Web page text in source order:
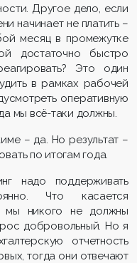
Другое дело, если
начинает не платить –
месяц в промежутке
достаточно быстро
Это один
в рамках рабочей
оперативную
мы всё-таки должны.
– да. Но результат –
по итогам года.
надо поддерживать
Что касается
мы никого не должны
добровольный. Но я
отчетность
тогда они отвечают